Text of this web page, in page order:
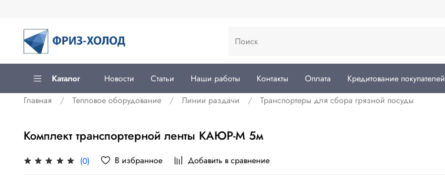
Каталог Новости Статьи Наши работы Контакты Оплата Кредитование покупателей
Главная
Тепловое оборудование Линии раздачи Транспортеры для сбора грязной посуды
Комплект транспортерной ленты КАЮР-М 5м
(0) В избранное Добавить в сравнение